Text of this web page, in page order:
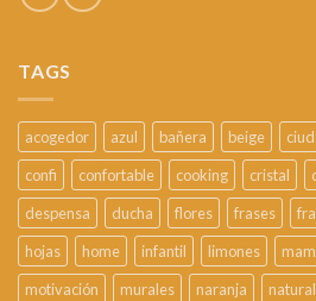
TAGS
acogedor azul bañera beige
confi
confortable cooking cristal
despensa
ducha flores frases
hojas
home infantil limones
motivación
murales naranja natural